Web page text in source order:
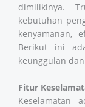
dimilikinya.
kebutuhan
kenyamanan,
Berikut ini
keunggulan
Fitur
Keselamatan